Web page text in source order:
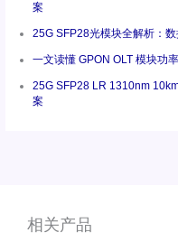
案
25G SFP28光模块全解析：
一文读懂 GPON OLT 模块功
25G SFP28 LR 1310nm
案
相关产品